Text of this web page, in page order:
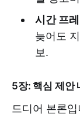
시간 프
늦어도
보.
5장: 핵심 제안
드디어 본론